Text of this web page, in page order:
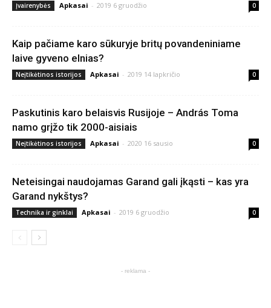
Įvairenybės Apkasai - 2019 6 gruodžio 0
Kaip pačiame karo sūkuryje britų povandeniniame
laive gyveno elnias?
Neįtikėtinos istorijos Apkasai - 2019 14 lapkričio 0
Paskutinis karo belaisvis Rusijoje – András Toma
namo grįžo tik 2000-aisiais
Neįtikėtinos istorijos Apkasai - 2020 16 sausio 0
Neteisingai naudojamas Garand gali įkąsti – kas yra
Garand nykštys?
Technika ir ginklai Apkasai - 2019 6 gruodžio 0
- reklama -